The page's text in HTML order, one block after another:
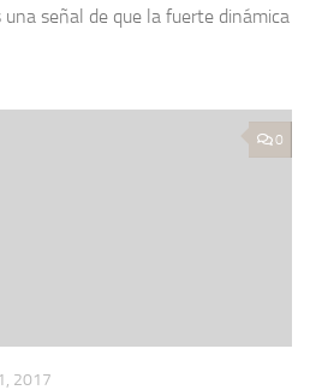
señal de que la fuerte dinámica
0
2017